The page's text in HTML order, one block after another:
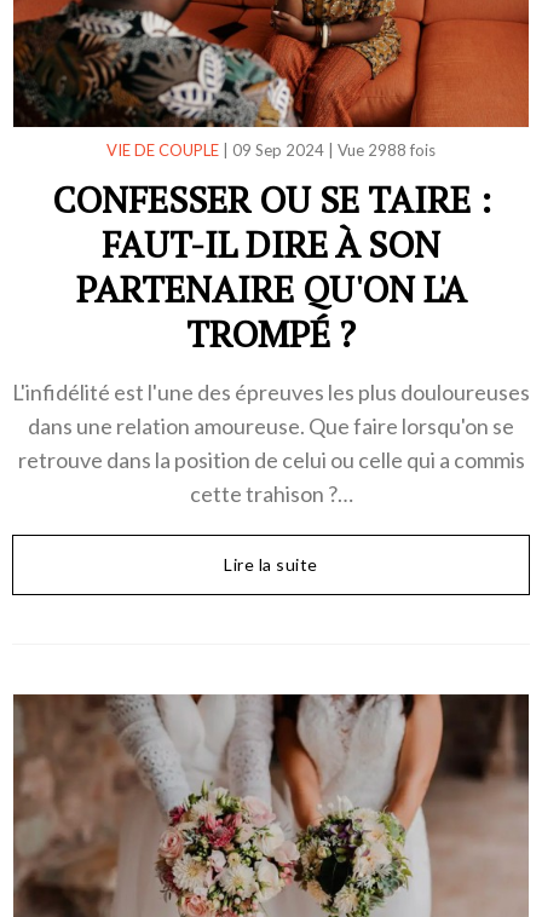
VIE DE COUPLE 09 Sep 2024 Vue 2988 fois
CONFESSER OU SE TAIRE :
FAUT-IL DIRE À SON
PARTENAIRE QU'ON L'A
TROMPÉ ?
L'infidélité est l'une des épreuves les plus douloureuses
dans une relation amoureuse. Que faire lorsqu'on se
retrouve dans la position de celui ou celle qui a commis
cette trahison ?…
Lire la suite